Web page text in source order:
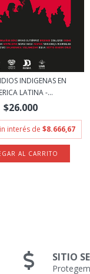
INDIGENAS EN
LATINA -...
$26.000
interés de$8.666,67
SITIO